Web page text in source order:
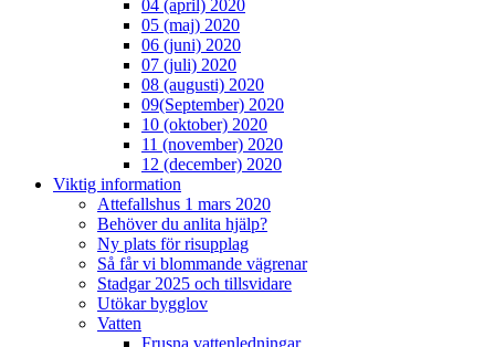
04 (april) 2020
05 (maj) 2020
06 (juni) 2020
07 (juli) 2020
08 (augusti) 2020
09(September) 2020
10 (oktober) 2020
11 (november) 2020
12 (december) 2020
Viktig information
Attefallshus 1 mars 2020
Behöver du anlita hjälp?
Ny plats för risupplag
Så får vi blommande vägrenar
Stadgar 2025 och tillsvidare
Utökar bygglov
Vatten
Frusna vattenledningar